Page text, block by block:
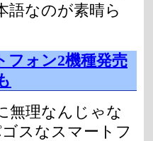
語なのが素晴ら
フォン2機種発売
無理なんじゃな
スなスマートフ